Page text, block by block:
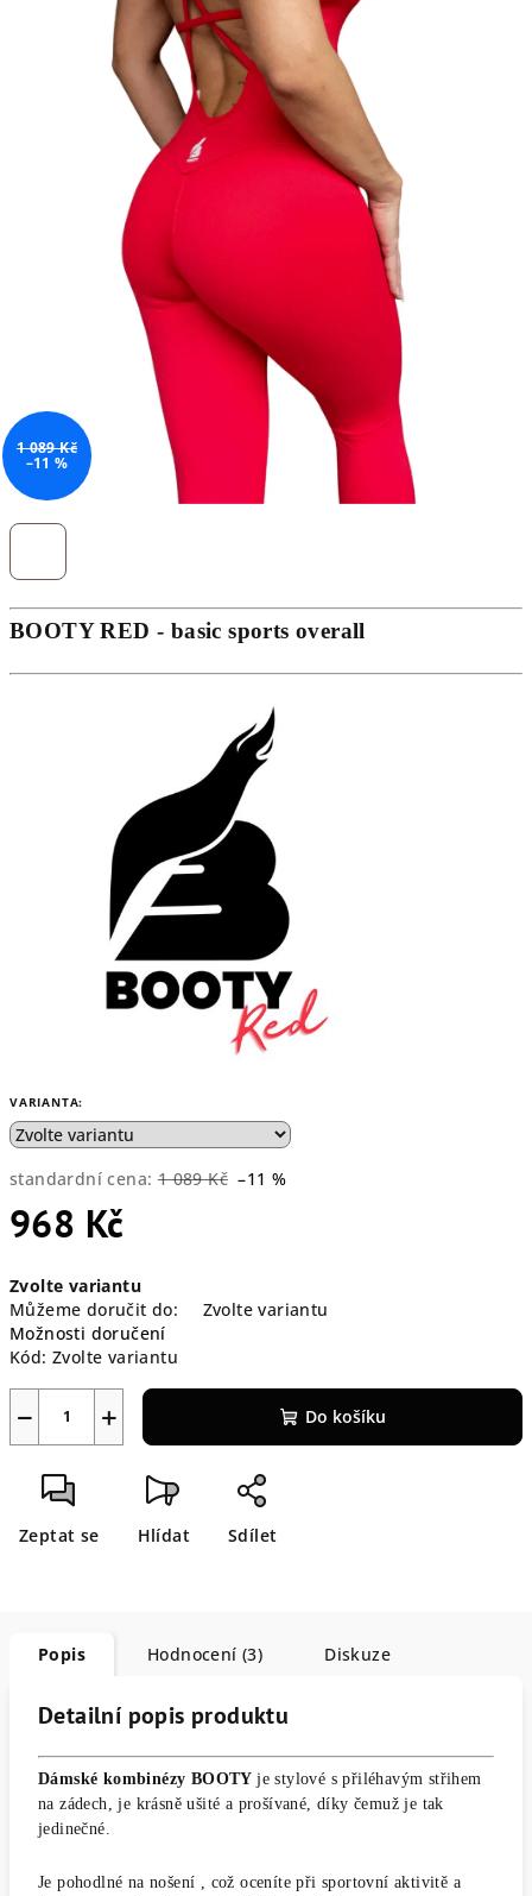
BOOTY RED - basic sports overall
VARIANTA:
standardní cena: 1 089 Kč –11 %
968 Kč
cena:
Zvolte variantu
Můžeme doručit do:
Zvolte variantu
Možnosti doručení
Kód: Zvolte variantu
+
− Do košíku
Zeptat se Hlídat Sdílet
1 089 Kč
–11 %
Popis Hodnocení (3) Diskuze
Detailní popis produktu
Dámské kombinézy BOOTYje stylové s přiléhavým střihem
na zádech, je krásně ušité a prošívané, díky čemuž je tak
jedinečné.
Je pohodlné na nošení , což oceníte při sportovní aktivitě a